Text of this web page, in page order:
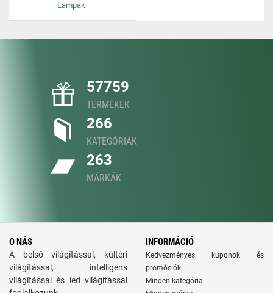
Lampak
57759
TERMÉKEK
266
KATEGÓRIÁK
263
MÁRKÁK
O NÁS
A belső világítással, kültéri
világítással, intelligens
világítással és led világítással
INFORMÁCIÓ
Kedvezményes kuponok és
promóciók
Minden kategória